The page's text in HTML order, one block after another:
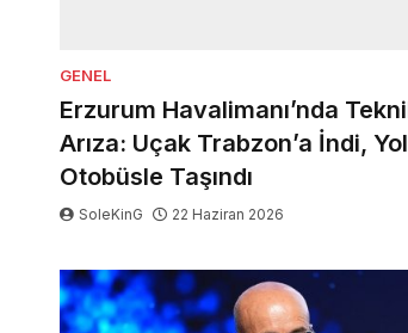
GENEL
Erzurum Havalimanı’nda
Arıza: Uçak Trabzon’a İndi,
Otobüsle Taşındı
SoleKinG 22 Haziran 2026